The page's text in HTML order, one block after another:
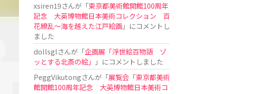
xsiren19さんが「東京都美術館開館100周年
記念 大英博物館日本美術コレクション 百
花繚乱～海を越えた江戸絵画」にコメントし
ました
dollsglさんが「企画展「浮世絵百物語 ゾ
ッとする北斎の絵」
」にコメントしました
PeggVikutongさんが「展覧会「東京都美術
館開館100周年記念 大英博物館日本美術コ